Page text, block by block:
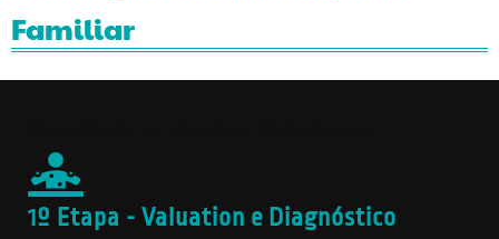
Familiar
1º Etapa - Valuation e Diagnóstico